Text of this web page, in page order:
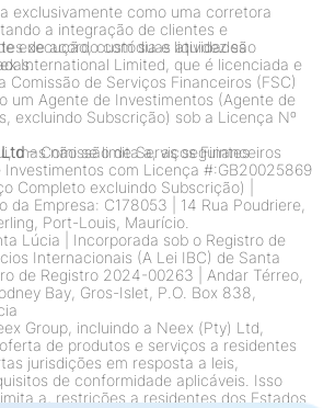
exclusivamente como uma corretora
a integração de clientes e
de acordo com suas atividades
execução, custódia e liquidez são
International Limited, que é licenciada e
Comissão de Serviços Financeiros (FSC)
um Agente de Investimentos (Agente de
excluindo Subscrição) sob a Licença Nº
mas não se limita a, as seguintes
– Comissão de Serviços Financeiros
Investimentos com Licença #:GB20025869
Completo excluindo Subscrição)
da Empresa: C178053
14 Rua Poudriere,
Port-Louis, Maurício.
Lúcia
Incorporada sob o Registro de
Internacionais (A Lei IBC) de Santa
de Registro 2024-00263
Andar Térreo,
Bay, Gros-Islet, P.O. Box 838,
Group, incluindo a Neex (Pty) Ltd,
de produtos e serviços a residentes
jurisdições em resposta a leis,
de conformidade aplicáveis. Isso
a, restrições a residentes dos Estados